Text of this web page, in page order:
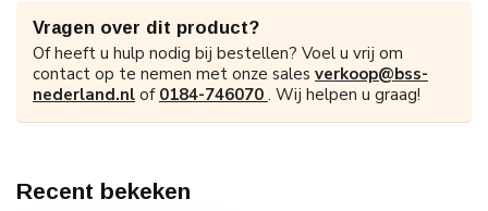
Vragen over dit product?
Of heeft u hulp nodig bij bestellen? Voel u vrij om
contact op te nemen met onze sales verkoop@bss-
nederland.nl of 0184-746070 . Wij helpen u graag!
Recent bekeken